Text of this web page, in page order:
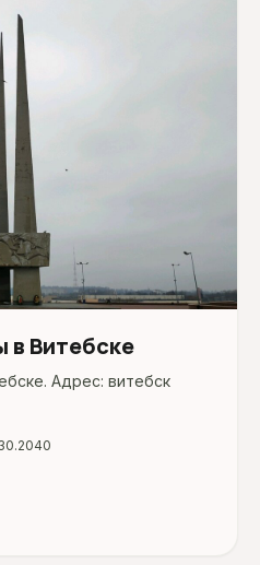
Витебске
Адрес: витебск